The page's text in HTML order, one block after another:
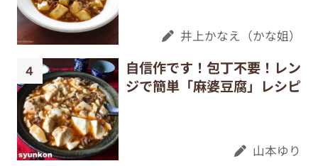
井上かなえ（かな姐）
自信作です！包丁不要！レン
ジで簡単「麻婆豆腐」レシピ
山本ゆり